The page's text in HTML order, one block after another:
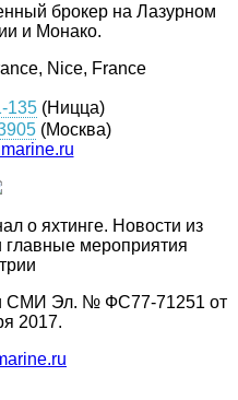
брокер на Лазурном
и Монако.
Nice, France
135 (Ницца)
(Москва)
о яхтинге. Новости из
главные мероприятия
СМИ Эл. № ФС77-71251 от
2017.